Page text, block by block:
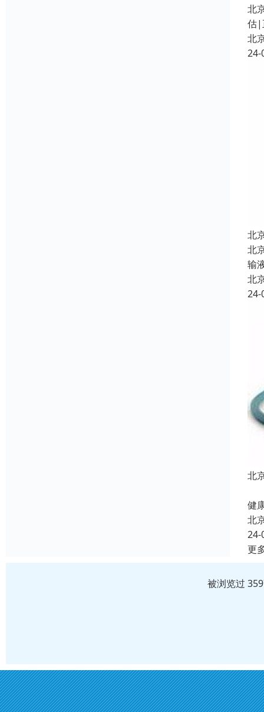
北
估|
北
24-
北
北
输
北
24-
北
健
北
24-
更
被浏览过